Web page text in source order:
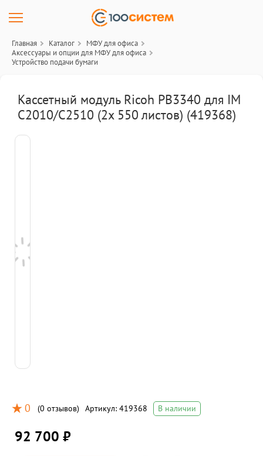
Главная Каталог
МФУ для офиса
Аксессуары и опции для МФУ для офиса
Устройство подачи бумаги
Кассетный модуль Ricoh PB3340 для IM
C2010/C2510 (2х 550 листов) (419368)
0 (0 отзывов) Артикул: 419368 В наличии
92 700 ₽